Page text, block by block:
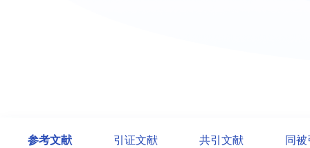
参考文献 引证文献 共引文献 同